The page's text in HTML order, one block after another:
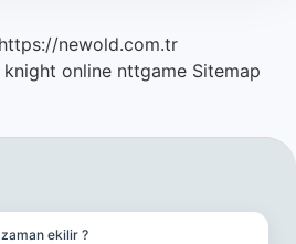
https://newold.com.tr
knight online nttgame Sitemap
ekilir ?